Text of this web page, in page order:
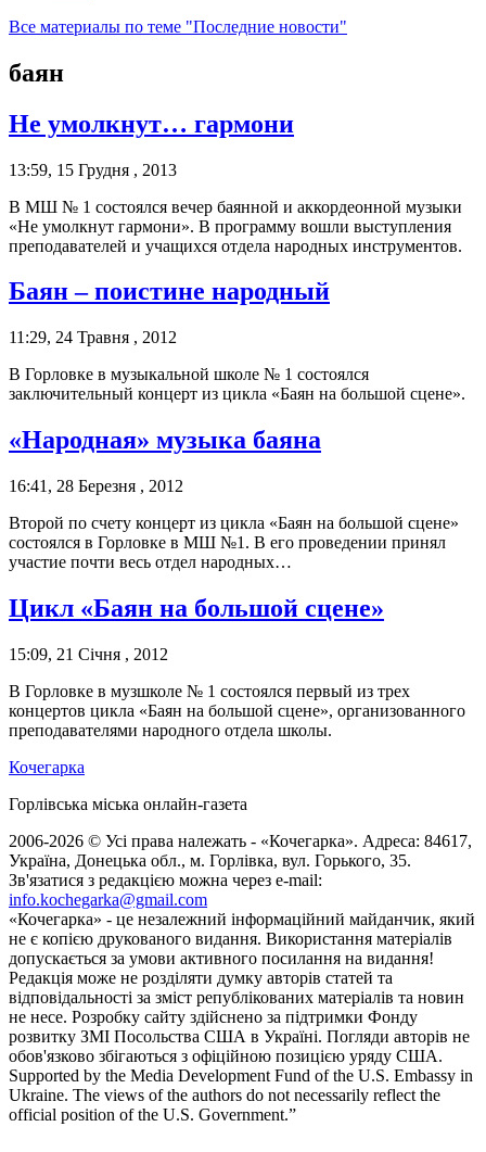
Все материалы по теме "Последние новости"
баян
Не умолкнут… гармони
13:59, 15 Грудня , 2013
В МШ № 1 состоялся вечер баянной и аккордеонной музыки
«Не умолкнут гармони». В программу вошли выступления
преподавателей и учащихся отдела народных инструментов.
Баян – поистине народный
11:29, 24 Травня , 2012
В Горловке в музыкальной школе № 1 состоялся
заключительный концерт из цикла «Баян на большой сцене».
«Народная» музыка баяна
16:41, 28 Березня , 2012
Второй по счету концерт из цикла «Баян на большой сцене»
состоялся в Горловке в МШ №1. В его проведении принял
участие почти весь отдел народных…
Цикл «Баян на большой сцене»
15:09, 21 Січня , 2012
В Горловке в музшколе № 1 состоялся первый из трех
концертов цикла «Баян на большой сцене», организованного
преподавателями народного отдела школы.
Кочегарка
Горлівська міська онлайн-газета
2006-2026 © Усі права належать - «Кочегарка». Адреса: 84617,
Україна, Донецька обл., м. Горлівка, вул. Горького, 35.
Зв'язатися з редакцією можна через e-mail:
info.kochegarka@gmail.com
«Кочегарка» - це незалежний інформаційний майданчик, який
не є копією друкованого видання. Використання матеріалів
допускається за умови активного посилання на видання!
Редакція може не розділяти думку авторів статей та
відповідальності за зміст републікованих матеріалів та новин
не несе. Розробку сайту здійснено за підтримки Фонду
розвитку ЗМІ Посольства США в Україні. Погляди авторів не
обов'язково збігаються з офіційною позицією уряду США.
Supported by the Media Development Fund of the U.S. Embassy in
Ukraine. The views of the authors do not necessarily reflect the
official position of the U.S. Government.”